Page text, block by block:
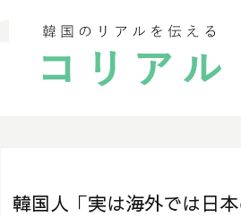
韓国人「実は海外では日